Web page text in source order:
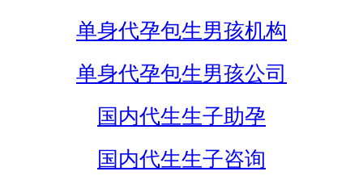
单身代孕包生男孩机构
单身代孕包生男孩公司
国内代生生子助孕
国内代生生子咨询